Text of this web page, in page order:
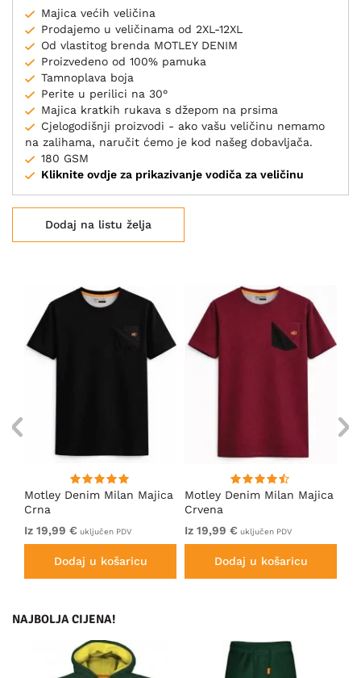
Majica većih veličina
Prodajemo u veličinama od 2XL-12XL
Od vlastitog brenda MOTLEY DENIM
Proizvedeno od 100% pamuka
Tamnoplava boja
Perite u perilici na 30°
Majica kratkih rukava s džepom na prsima
Cjelogodišnji proizvodi - ako vašu veličinu nemamo
na zalihama, naručit ćemo je kod našeg dobavljača.
180 GSM
Kliknite ovdje za prikazivanje vodiča za veličinu
Dodaj na listu želja
Motley Denim Milan Majica
Crna
Iz 19,99 € uključen PDV
Dodaj u košaricu
Motley Denim Milan Majica
Crvena
Iz 19,99 € uključen PDV
Dodaj u košaricu
NAJBOLJA CIJENA!